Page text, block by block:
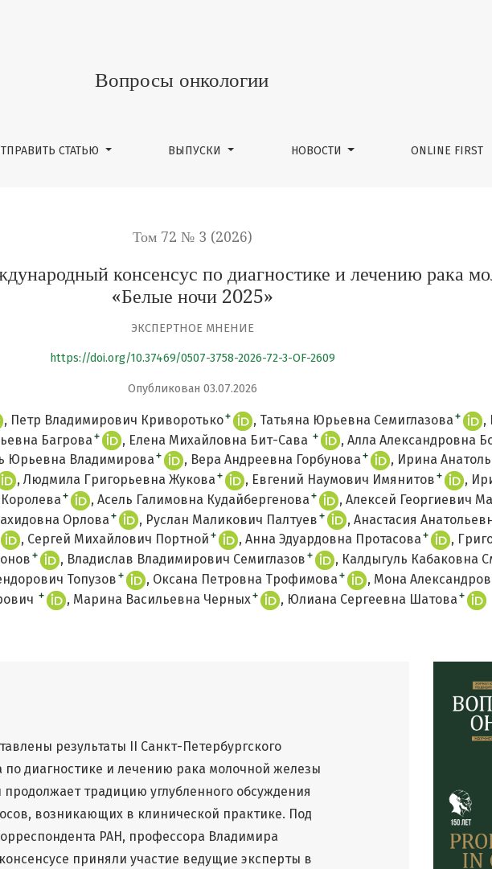
по диагностике и лечению рака молочной железы «Белые ночи
Вопросы онкологии
СТАТЬЮ ВЫПУСКИ НОВОСТИ ONLINE FIRST
Том 72 № 3 (2026)
консенсус по диагностике и лечению рака
«Белые ночи 2025»
ЭКСПЕРТНОЕ МНЕНИЕ
https://doi.org/10.37469/0507-3758-2026-72-3-OF-2609
Опубликован 03.07.2026
Петр Владимирович Криворотько+ Татьяна Юрьевна Семиглазова +
Багрова + Елена Михайловна Бит-Сава + Алла Александровна
Юрьевна Владимирова + Вера Андреевна Горбунова + Ирина
Людмила Григорьевна Жукова + Евгений Наумович Имянитов +
+ Асель Галимовна Кудайбергенова + Алексей Георгиевич
Орлова + Руслан Маликович Палтуев + Анастасия
Сергей Михайлович Портной + Анна Эдуардовна Протасова +
+ Владислав Владимирович Семиглазов + Калдыгуль Кабаковна
Топузов + Оксана Петровна Трофимова + Мона
+ Марина Васильевна Черных + Юлиана Сергеевна Шатова +
результаты II Cанкт-Петербургского
по диагностике и лечению рака молочной железы
традицию углубленного обсуждения
возникающих в клинической практике. Под
РАН, профессора Владимира
приняли участие ведущие эксперты в